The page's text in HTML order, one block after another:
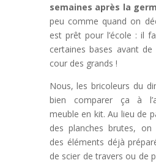
semaines après la
peu comme quand on
est prêt pour l’école : il
certaines bases avant de
cour des grands !
Nous, les bricoleurs du
bien comparer ça à
meuble en kit. Au lieu de
des planches brutes, on
des éléments déjà
de scier de travers ou de